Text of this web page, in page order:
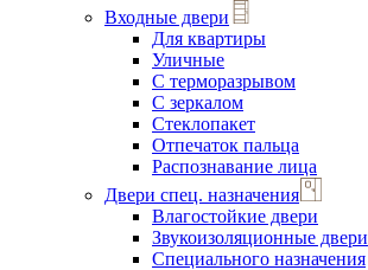
Входные двери
Для квартиры
Уличные
С терморазрывом
С зеркалом
Стеклопакет
Отпечаток пальца
Распознавание лица
Двери спец. назначения
Влагостойкие двери
Звукоизоляционные двери
Специального назначения